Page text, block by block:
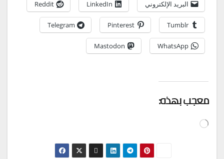
البريد الإلكتروني LinkedIn
Reddit
Tumblr
Pinterest
Telegram
WhatsApp
Mastodon
معجب بهذه:
جاري